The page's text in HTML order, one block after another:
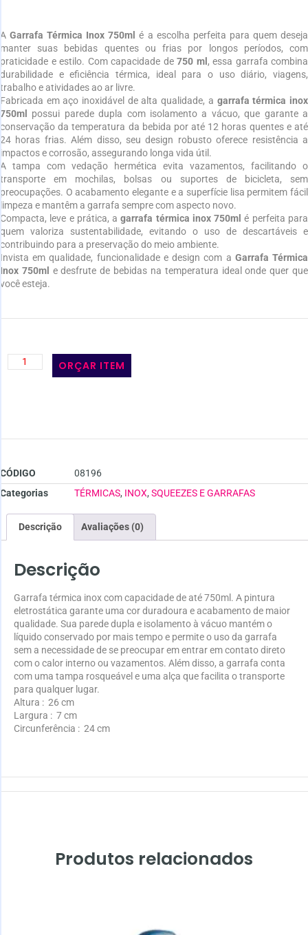
AGarrafa Térmica Inox 750ml é a escolha perfeita para quem deseja
manter suas bebidas quentes ou frias por longos períodos, com
praticidade e estilo. Com capacidade de 750 ml , essa garrafa combina
durabilidade e eficiência térmica, ideal para o uso diário, viagens,
trabalho e atividades ao ar livre.
Fabricada em aço inoxidável de alta qualidade, a garrafa térmica inox
750ml
possui parede dupla com isolamento a vácuo, que garante a
conservação da temperatura da bebida por até 12 horas quentes e até
24 horas frias. Além disso, seu design robusto oferece resistência a
impactos e corrosão, assegurando longa vida útil.
A tampa com vedação hermética evita vazamentos, facilitando o
transporte em mochilas, bolsas ou suportes de bicicleta, sem
preocupações. O acabamento elegante e a superfície lisa permitem fácil
limpeza e mantêm a garrafa sempre com aspecto novo.
Compacta, leve e prática, agarrafa térmica inox 750ml é perfeita para
quem valoriza sustentabilidade, evitando o uso de descartáveis e
contribuindo para a preservação do meio ambiente.
Invista em qualidade, funcionalidade e design com a Garrafa Térmica
Inox 750ml e desfrute de bebidas na temperatura ideal onde quer que
você esteja.
ORÇAR ITEM
CÓDIGO
08196
Categorias
TÉRMICAS, INOX, SQUEEZES E GARRAFAS
Descrição Avaliações (0)
Descrição
Garrafa térmica inox com capacidade de até 750ml. A pintura
eletrostática garante uma cor duradoura e acabamento de maior
qualidade. Sua parede dupla e isolamento à vácuo mantém o
líquido conservado por mais tempo e permite o uso da garrafa
sem a necessidade de se preocupar em entrar em contato direto
com o calor interno ou vazamentos. Além disso, a garrafa conta
com uma tampa rosqueável e uma alça que facilita o transporte
para qualquer lugar.
Altura : 26 cm
Largura : 7 cm
Circunferência : 24 cm
Produtos relacionados